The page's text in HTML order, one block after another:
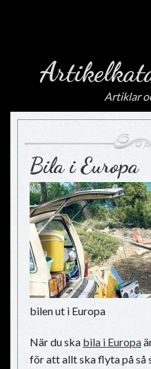
Artiklar
Bila i Europa
bilen ut i Europa
När du ska bila i Europa
för att allt ska flyta på så